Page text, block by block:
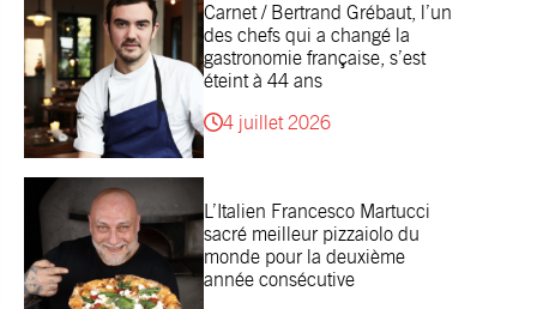
Carnet / Bertrand Grébaut, l’un
des chefs qui a changé la
gastronomie française, s’est
éteint à 44 ans
4 juillet 2026
L’Italien Francesco Martucci
sacré meilleur pizzaiolo du
monde pour la deuxième
année consécutive